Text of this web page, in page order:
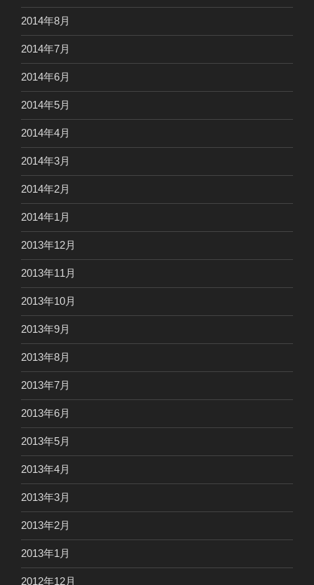
2014年8月
2014年7月
2014年6月
2014年5月
2014年4月
2014年3月
2014年2月
2014年1月
2013年12月
2013年11月
2013年10月
2013年9月
2013年8月
2013年7月
2013年6月
2013年5月
2013年4月
2013年3月
2013年2月
2013年1月
2012年12月